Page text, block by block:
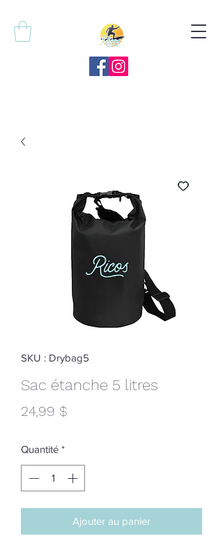
SKU : Drybag5
Sac étanche 5 litres
24,99 $
Quantité *
Ajouter au panier